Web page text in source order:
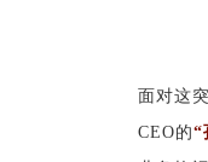
面对这
CEO的“